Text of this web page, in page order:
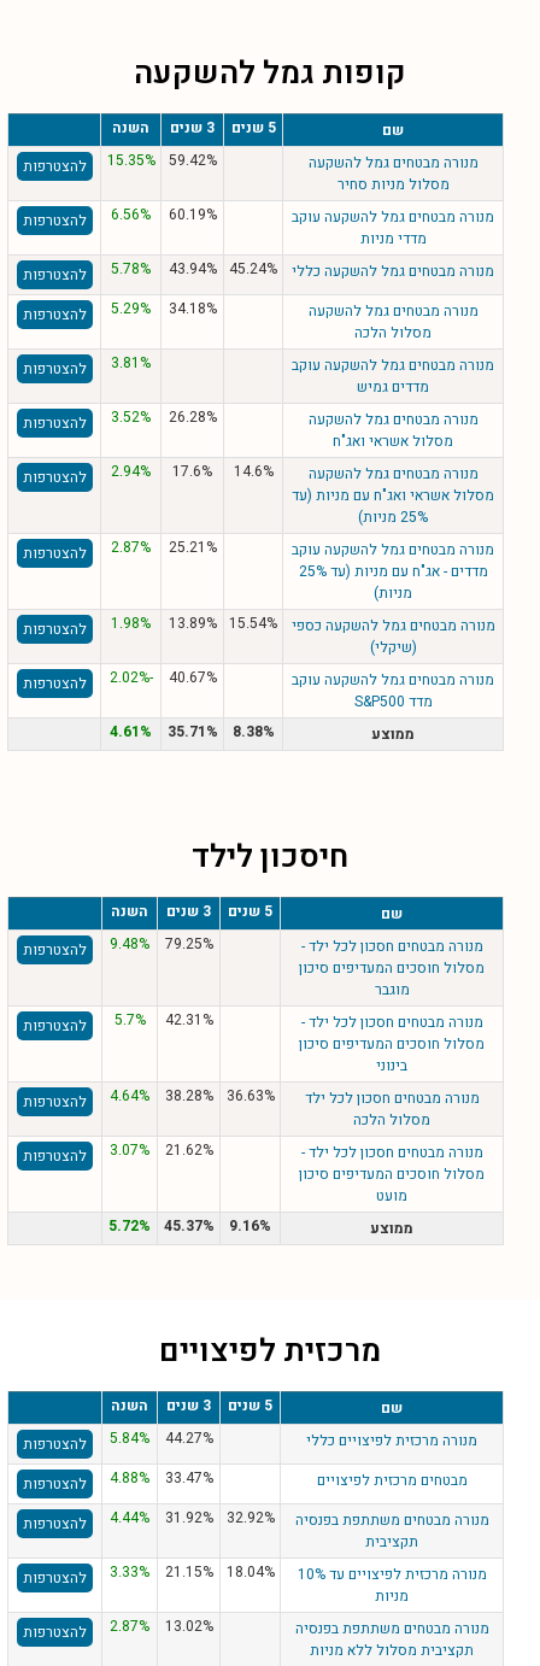
קופות גמל להשקעה
שם 5 שנים 3 שנים
השנה
מנורה מבטחים גמל להשקעה
מסלול מניות סחיר
59.42%
15.35% להצטרפות
מנורה מבטחים גמל להשקעה עוקב
מדדי מניות
60.19%
6.56% להצטרפות
מנורה מבטחים גמל להשקעה כללי 45.24%
43.94%
5.78%
להצטרפות
מנורה מבטחים גמל להשקעה
מסלול הלכה
34.18%
5.29% להצטרפות
מנורה מבטחים גמל להשקעה עוקב
מדדים גמיש
3.81% להצטרפות
מנורה מבטחים גמל להשקעה
מסלול אשראי ואג"ח
26.28%
3.52% להצטרפות
מנורה מבטחים גמל להשקעה
מסלול אשראי ואג"ח עם מניות (עד
25% מניות)
14.6%
17.6%
2.94% להצטרפות
מנורה מבטחים גמל להשקעה עוקב
מדדים - אג"ח עם מניות (עד 25%
מניות)
25.21%
2.87% להצטרפות
מנורה מבטחים גמל להשקעה כספי
(שיקלי)
15.54%
13.89%
1.98% להצטרפות
מנורה מבטחים גמל להשקעה עוקב
מדד S&P500
40.67%
-2.02% להצטרפות
ממוצע 8.38%
35.71%
4.61%
חיסכון לילד
שם 5 שנים 3 שנים
השנה
מנורה מבטחים חסכון לכל ילד -
מסלול חוסכים המעדיפים סיכון
מוגבר
79.25%
9.48% להצטרפות
מנורה מבטחים חסכון לכל ילד -
מסלול חוסכים המעדיפים סיכון
בינוני
42.31%
5.7% להצטרפות
מנורה מבטחים חסכון לכל ילד
מסלול הלכה
36.63%
38.28%
4.64% להצטרפות
מנורה מבטחים חסכון לכל ילד -
מסלול חוסכים המעדיפים סיכון
מועט
21.62%
3.07% להצטרפות
ממוצע 9.16%
45.37%
5.72%
מרכזית לפיצויים
שם 5 שנים 3 שנים
השנה
מנורה מרכזית לפיצויים כללי
44.27%
5.84%
להצטרפות
מבטחים מרכזית לפיצויים
33.47%
4.88%
להצטרפות
מנורה מבטחים משתתפת בפנסיה
תקציבית
32.92%
31.92%
4.44% להצטרפות
מנורה מרכזית לפיצויים עד 10%
מניות
18.04%
21.15%
3.33% להצטרפות
מנורה מבטחים משתתפת בפנסיה
תקציבית מסלול ללא מניות
13.02%
2.87% להצטרפות